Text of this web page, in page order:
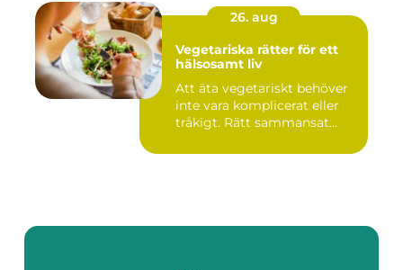
26. aug
Vegetariska rätter för ett
hälsosamt liv
Att äta vegetariskt behöver
inte vara komplicerat eller
tråkigt. Rätt sammansat...